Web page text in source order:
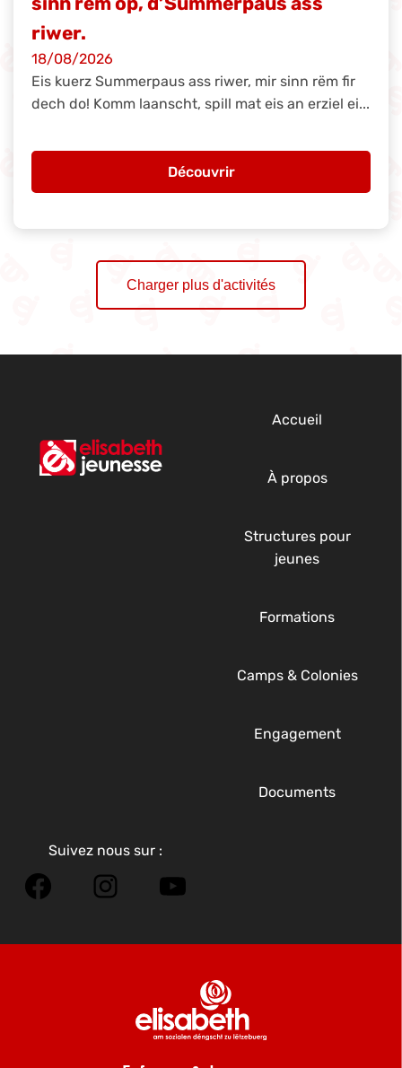
riwer.
18/08/2026
Eis kuerz Summerpaus ass riwer, mir sinn rëm fir
dech do! Komm laanscht, spill mat eis an erziel ei...
Découvrir
Charger plus d'activités
Accueil
À propos
Structures pour
jeunes
Formations
Camps & Colonies
Engagement
Documents
Suivez nous sur :
Facebook
Instagram